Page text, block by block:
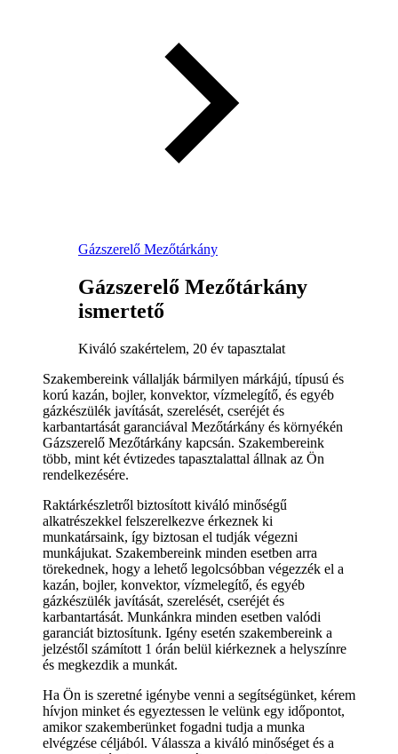
Gázszerelő Mezőtárkány
Gázszerelő Mezőtárkány
ismertető
Kiváló szakértelem, 20 év tapasztalat
Szakembereink vállalják bármilyen márkájú, típusú és
korú kazán, bojler, konvektor, vízmelegítő, és egyéb
gázkészülék javítását, szerelését, cseréjét és
karbantartását garanciával Mezőtárkány és környékén
Gázszerelő Mezőtárkány kapcsán. Szakembereink
több, mint két évtizedes tapasztalattal állnak az Ön
rendelkezésére.
Raktárkészletről biztosított kiváló minőségű
alkatrészekkel felszerelkezve érkeznek ki
munkatársaink, így biztosan el tudják végezni
munkájukat. Szakembereink minden esetben arra
törekednek, hogy a lehető legolcsóbban végezzék el a
kazán, bojler, konvektor, vízmelegítő, és egyéb
gázkészülék javítását, szerelését, cseréjét és
karbantartását. Munkánkra minden esetben valódi
garanciát biztosítunk. Igény esetén szakembereink a
jelzéstől számított 1 órán belül kiérkeznek a helyszínre
és megkezdik a munkát.
Ha Ön is szeretné igénybe venni a segítségünket, kérem
hívjon minket és egyeztessen le velünk egy időpontot,
amikor szakemberünket fogadni tudja a munka
elvégzése céljából. Válassza a kiváló minőséget és a